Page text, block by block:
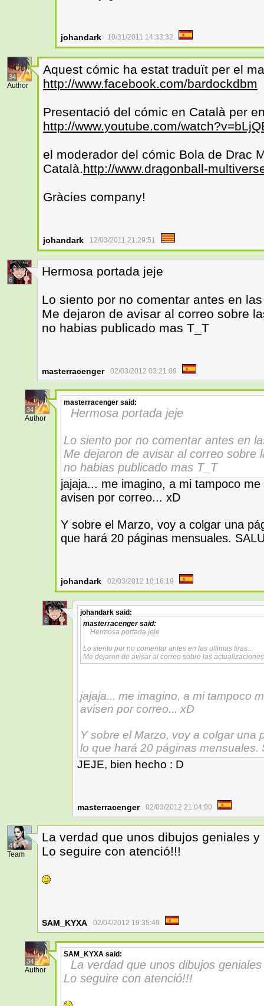
johandark 10/31/2011 14:33:32
34
Author
Aquest cómic ha estat traduït per el
http://www.facebook.com/bardockdbm
Presentació del cómic en Català per
http://www.youtube.com/
el moderador del cómic Bola de Drac
Català.http://www.dragonball-
Gràcies company!
johandark 12/03/2011 21:29:51
6
Hermosa portada jeje
Lo siento por no comentar antes en
Me dejaron de avisar al correo sobre
no habias publicado mas T_T
masterracenger 02/03/2012 03:21:09
34
Author
masterracenger said:
Hermosa portada jeje
Lo siento por no comentar antes en
Me dejaron de avisar al correo sobre
no habias publicado mas T_T
jajaja... me imagino, a mi tampoco
avisen por correo... xD
Y sobre el Marzo, voy a colgar una
que hará 20 páginas mensuales.
johandark 02/03/2012 10:16:19
6
johandark said:
masterracengersaid:
Hermosa portada jeje
Lo siento por no comentar antes en las ultimas tiras...
Me dejaron de avisar al correo sobre las
jajaja... me imagino, a mi tampoco
avisen por correo... xD
Y sobre el Marzo, voy a colgar una
lo que hará 20 páginas mensuales.
JEJE, bien hecho : D
masterracenger 02/03/2012 21:04:00
4
Team
La verdad que unos dibujos geniales
Lo seguire con atenció!!!
SAM_KYXA 02/04/2012 19:35:49
34
Author
SAM_KYXA said:
La verdad que unos dibujos
Lo seguire con atenció!!!